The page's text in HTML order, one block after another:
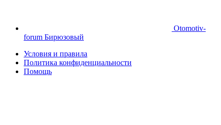
Otomotiv-
forum Бирюзовый
Условия и правила
Политика конфиденциальности
Помощь